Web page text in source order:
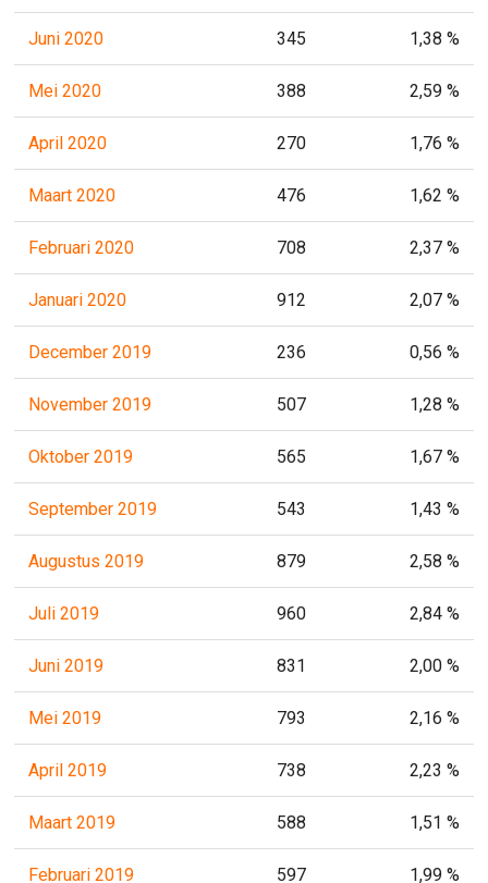
Juni 2020 345 1,38 %
Mei 2020 388 2,59 %
April 2020 270 1,76 %
Maart 2020 476 1,62 %
Februari 2020 708 2,37 %
Januari 2020 912 2,07 %
December 2019 236 0,56 %
November 2019 507 1,28 %
Oktober 2019 565 1,67 %
September 2019 543 1,43 %
Augustus 2019 879 2,58 %
Juli 2019 960 2,84 %
Juni 2019 831 2,00 %
Mei 2019 793 2,16 %
April 2019 738 2,23 %
Maart 2019 588 1,51 %
Februari 2019 597 1,99 %